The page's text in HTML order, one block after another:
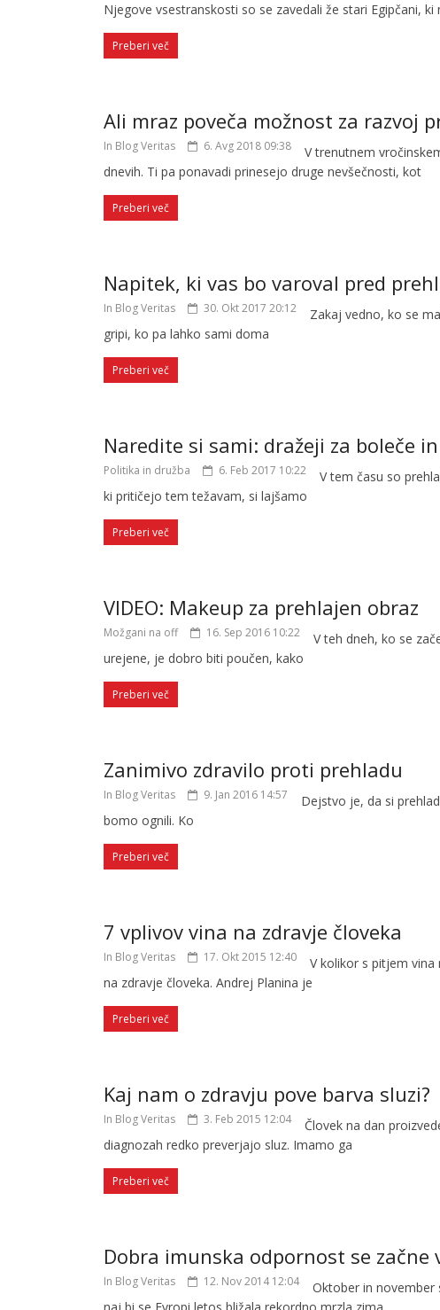
Njegove vsestranskosti so se zavedali že stari Egipčani, ki
Preberi več
Ali mraz poveča možnost za razvoj
In Blog Veritas 6. Avg 2018 09:38
V trenutnem
dnevih. Ti pa ponavadi prinesejo druge nevšečnosti, kot
Preberi več
Napitek, ki vas bo varoval pred
In Blog Veritas 30. Okt 2017 20:12
Zakaj vedno, ko se
gripi, ko pa lahko sami doma
Preberi več
Naredite si sami: dražeji za boleče
Politika in družba 6. Feb 2017 10:22
V tem času so
ki pritičejo tem težavam, si lajšamo
Preberi več
VIDEO: Makeup za prehlajen obraz
Možgani na off 16. Sep 2016 10:22
V teh dneh, ko se
urejene, je dobro biti poučen, kako
Preberi več
Zanimivo zdravilo proti prehladu
In Blog Veritas 9. Jan 2016 14:57
Dejstvo je, da si
bomo ognili. Ko
Preberi več
7 vplivov vina na zdravje človeka
In Blog Veritas 17. Okt 2015 12:40
V kolikor s pitjem
na zdravje človeka. Andrej Planina je
Preberi več
Kaj nam o zdravju pove barva sluzi?
In Blog Veritas 3. Feb 2015 12:04
Človek na dan
diagnozah redko preverjajo sluz. Imamo ga
Preberi več
Dobra imunska odpornost se začne
In Blog Veritas 12. Nov 2014 12:04
Oktober in november